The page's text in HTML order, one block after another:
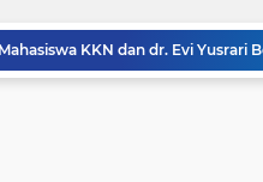
ASN Tingkatkan Disiplin dan